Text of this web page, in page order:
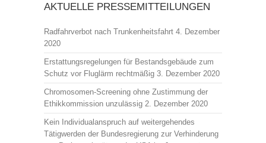
AKTUELLE PRESSEMITTEILUNGEN
Radfahrverbot nach Trunkenheitsfahrt 4. Dezember
2020
Erstattungsregelungen für Bestandsgebäude zum
Schutz vor Fluglärm rechtmäßig 3. Dezember 2020
Chromosomen-Screening ohne Zustimmung der
Ethikkommission unzulässig 2. Dezember 2020
Kein Individualanspruch auf weitergehendes
Tätigwerden der Bundesregierung zur Verhinderung